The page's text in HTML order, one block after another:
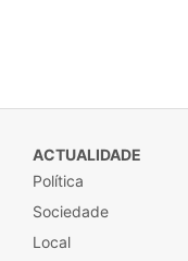
ACTUALIDADE
Política
Sociedade
Local